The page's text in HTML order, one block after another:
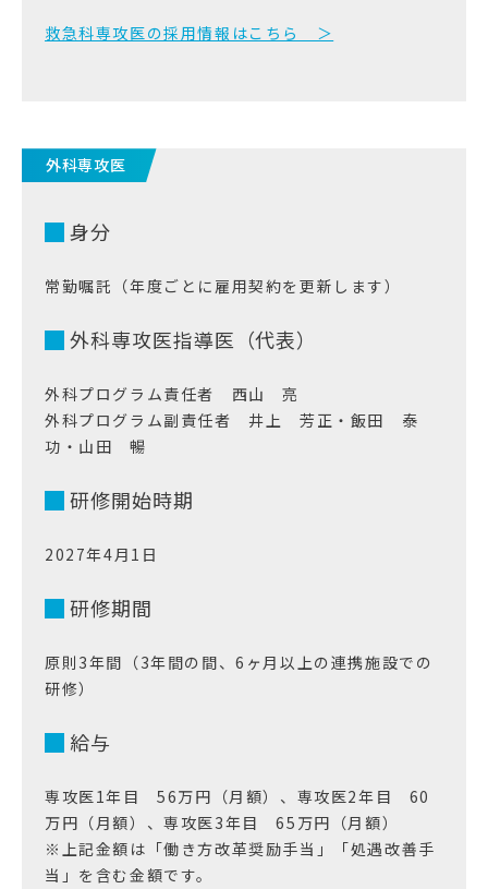
救急科専攻医の採用情報はこちら ＞
外科専攻医
身分
常勤嘱託（年度ごとに雇用契約を更新します）
外科専攻医指導医（代表）
外科プログラム責任者 西山 亮
外科プログラム副責任者 井上 芳正・飯田 泰
功・山田 暢
研修開始時期
2027年4月1日
研修期間
原則3年間（3年間の間、6ヶ月以上の連携施設での
研修）
給与
専攻医1年目 56万円（月額）、専攻医2年目 60
万円（月額）、専攻医3年目 65万円（月額）
※上記金額は「働き方改革奨励手当」「処遇改善手
当」を含む金額です。